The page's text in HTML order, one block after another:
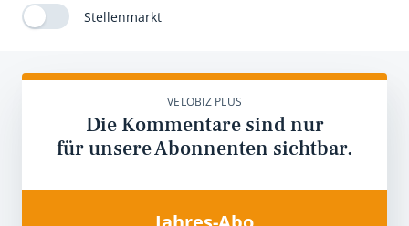
Stellenmarkt
VELOBIZ PLUS
Die Kommentare sind nur
für unsere Abonnenten sichtbar.